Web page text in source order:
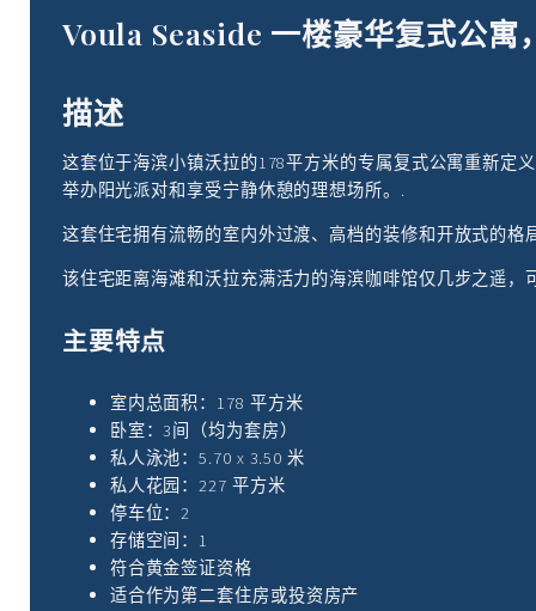
Voula Seaside 一楼豪华复式公寓
描述
这套位于海滨小镇沃拉的178平方米的专属复式公寓重新定
举办阳光派对和享受宁静休憩的理想场所。.
这套住宅拥有流畅的室内外过渡、高档的装修和开放式的
该住宅距离海滩和沃拉充满活力的海滨咖啡馆仅几步之遥
主要特点
室内总面积：178 平方米
卧室：3间（均为套房）
私人泳池：5.70 x 3.50 米
私人花园：227 平方米
停车位：2
存储空间：1
符合黄金签证资格
适合作为第二套住房或投资房产